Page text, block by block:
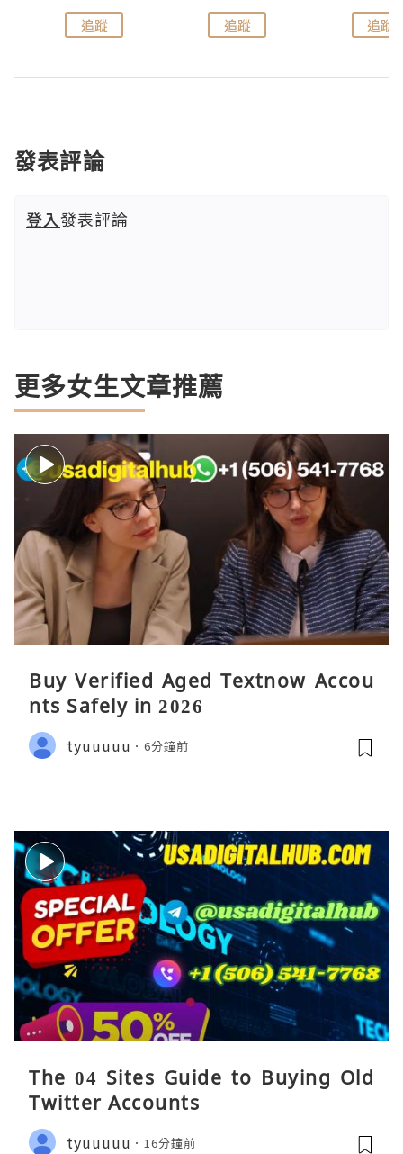
追蹤 追蹤 追蹤
發表評論
登入發表評論
更多女生文章推薦
Buy Verified Aged Textnow Accou
nts Safely in 2026
tyuuuuu 6分鐘前
The 04 Sites Guide to Buying Old
Twitter Accounts
tyuuuuu 16分鐘前